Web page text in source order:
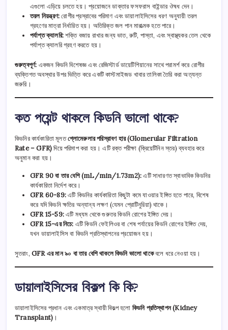
এগুলো এড়িয়ে চলতে হয়। প্রয়োজনে ডাক্তার ফসফরাস বাইন্ডার ঔষধ দেন।
তরল নিয়ন্ত্রণ:রোগীর প্রস্রাবের পরিমাণ এবং ডায়ালাইসিসের ধরণ অনুযায়ী তরল
গ্রহণের মাত্রা নির্ধারিত হয়। অতিরিক্ত জল পান মারাত্মক হতে পারে।
পর্যাপ্ত ক্যালরি:শক্তি বজায় রাখার জন্য ভাত, রুটি, পাস্তা, এবং স্বাস্থ্যকর তেল থেকে
পর্যাপ্ত ক্যালরি গ্রহণ করতে হয়।
গুরুত্বপূর্ণ: একজন কিডনি বিশেষজ্ঞ এবং রেজিস্টার্ড ডায়েটিশিয়ানের সাথে পরামর্শ করে রোগীর
ব্যক্তিগত অবস্থার উপর ভিত্তি করে একটি কাস্টমাইজড খাবার তালিকা তৈরি করা অত্যন্ত
জরুরি।
কত পয়েন্ট থাকলে কিডনি ভালো থাকে?
কিডনির কার্যকারিতা মূলতগ্লোমেরুলার পরিস্রাবণ হার (Glomerular Filtration
Rate – GFR)দিয়ে পরিমাপ করা হয়। এটি রক্ত পরীক্ষা (ক্রিয়েটিনিন স্তর) ব্যবহার করে
অনুমান করা হয়।
GFR 90 বা তার বেশি (mL/min/1.73m2):এটি সাধারণত স্বাভাবিক কিডনির
কার্যকারিতা নির্দেশ করে।
GFR 60-89:এটি কিডনির কার্যকারিতা কিছুটা কমে যাওয়ার ইঙ্গিত হতে পারে, বিশেষ
করে যদি কিডনি ক্ষতির অন্যান্য লক্ষণ (যেমন প্রোটিনুরিয়া) থাকে।
GFR 15-59:এটি মধ্যম থেকে গুরুতর কিডনি রোগের ইঙ্গিত দেয়।
GFR 15-এর নিচে: এটি কিডনি ফেইলিওর বা শেষ পর্যায়ের কিডনি রোগের ইঙ্গিত দেয়,
যখন ডায়ালাইসিস বা কিডনি প্রতিস্থাপনের প্রয়োজন হয়।
সুতরাং, GFR এর মান ৯০ বা তার বেশি থাকলে কিডনি ভালো থাকেবলে ধরে নেওয়া হয়।
ডায়ালাইসিসের বিকল্প কি কি?
ডায়ালাইসিসের প্রধান এবং একমাত্র স্থায়ী বিকল্প হলো কিডনি প্রতিস্থাপন (Kidney
Transplant) ।